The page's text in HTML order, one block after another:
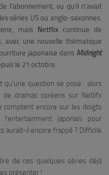
l’abonnement, vu qu’il n’avait
séries US ou anglo-saxonnes.
mais Netflix continue de
avec une nouvelle thématique
japonaise dans Midnight
le 21 octobre.
question se pose : alors
de dramas coréens sur Netlifx
comptent encore sur les doigts
japonais pour
aurait-il encore frappé ? Difficile
de ces quelques séries déjà
présenter !